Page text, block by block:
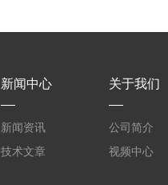
新闻中心
新闻资讯
技术文章
关于我们
公司简介
视频中心